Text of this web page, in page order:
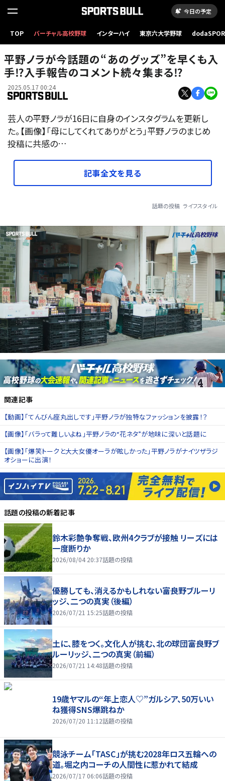
今日の予定
TOP バーチャル高校野球 インターハイ 東京六大学野球
平野ノラが今話題の“あのグッズ”を早くも入
手⁉入手報告のコメント続々集まる⁉
2025.05.17 00:24
芸人の平野ノラが16日に自身のインスタグラムを更新し
た。【画像】「母にしてくれてありがとう」平野ノラのまじめ
投稿に共感の…
記事全文を見る
話題の投稿 ライフスタイル
関連記事
【動画】「てんびん座丸出しです」平野ノラが独特なファッションを披露！？
【画像】「バラって難しいよね」平野ノラの“花ネタ”が地味に深いと話題に
【画像】「爆笑トークと大大女優オーラが眩しかった」平野ノラがナイツザラジ
オショーに出演！
話題の投稿の新着記事
鈴木彩艶争奪戦、欧州4クラブが接触 リーズには
一度断りか
2026/08/04 20:37話題の投稿
優勝しても、消えるかもしれない――富良野ブルーリ
ッジ、二つの真実（後編）
2026/07/21 15:25話題の投稿
土に、膝をつく。文化人が挑む、北の球団――富良野ブ
ルーリッジ、二つの真実（前編）
2026/07/21 14:48話題の投稿
19歳ヤマルの“年上恋人♡”ガルシア、50万いい
ね獲得SNS爆跳ねか
2026/07/20 11:12話題の投稿
競泳チーム「TASC」が挑む2028年ロス五輪への
道。堀之内コーチの人間性に惹かれて結成
2026/07/17 06:06話題の投稿